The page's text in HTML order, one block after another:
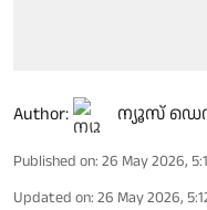
Author: ന്യൂസ്
Published on: 26 May 2026,
Updated on: 26 May 2026,